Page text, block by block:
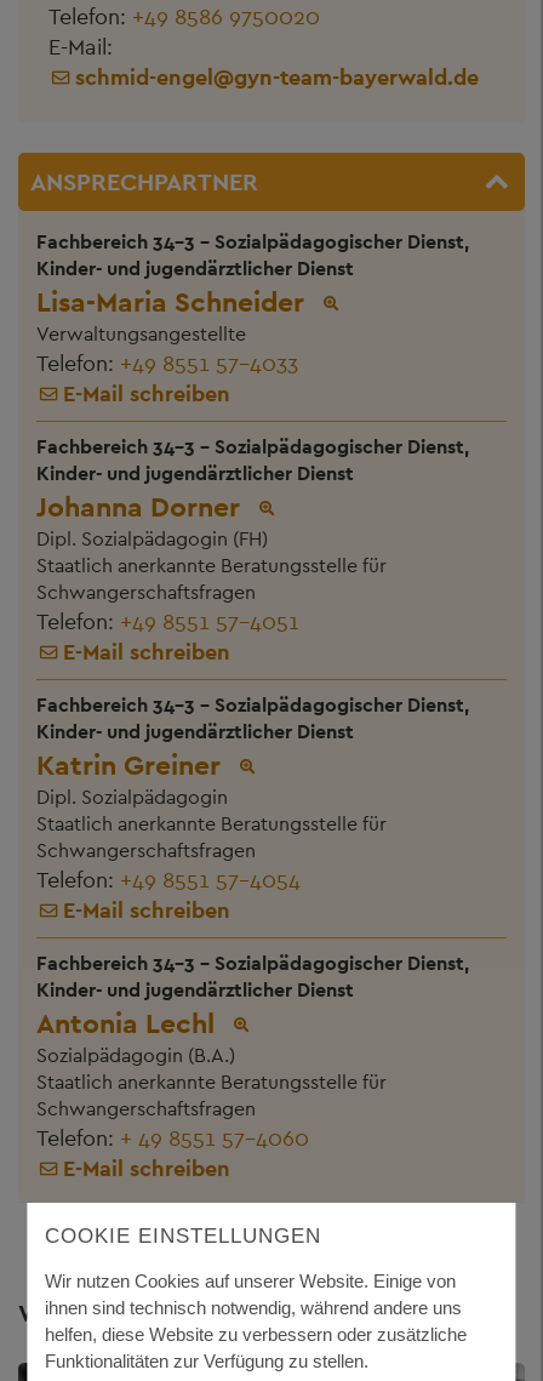
Telefon: +49 8586 9750020
E-Mail:
schmid-engel@gyn-team-bayerwald.de
ANSPRECHPARTNER
Fachbereich 34-3 - Sozialpädagogischer Dienst,
Kinder- und jugendärztlicher Dienst
Lisa-Maria Schneider
Verwaltungsangestellte
Telefon: +49 8551 57-4033
E-Mail schreiben
Fachbereich 34-3 - Sozialpädagogischer Dienst,
Kinder- und jugendärztlicher Dienst
Johanna Dorner
Dipl. Sozialpädagogin (FH)
Staatlich anerkannte Beratungsstelle für
Schwangerschaftsfragen
Telefon: +49 8551 57-4051
E-Mail schreiben
Fachbereich 34-3 - Sozialpädagogischer Dienst,
Kinder- und jugendärztlicher Dienst
Katrin Greiner
Dipl. Sozialpädagogin
Staatlich anerkannte Beratungsstelle für
Schwangerschaftsfragen
Telefon: +49 8551 57-4054
E-Mail schreiben
Fachbereich 34-3 - Sozialpädagogischer Dienst,
Kinder- und jugendärztlicher Dienst
Antonia Lechl
Sozialpädagogin (B.A.)
Staatlich anerkannte Beratungsstelle für
Schwangerschaftsfragen
Telefon: + 49 8551 57-4060
E-Mail schreiben
Weitere Themen
COOKIE EINSTELLUNGEN
Wir nutzen Cookies auf unserer Website. Einige von
ihnen sind technisch notwendig, während andere uns
helfen, diese Website zu verbessern oder zusätzliche
Funktionalitäten zur Verfügung zu stellen.